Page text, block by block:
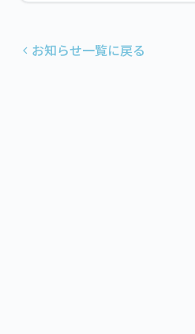
お知らせ一覧に戻る